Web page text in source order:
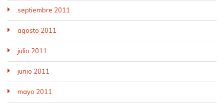
septiembre 2011
agosto 2011
julio 2011
junio 2011
mayo 2011